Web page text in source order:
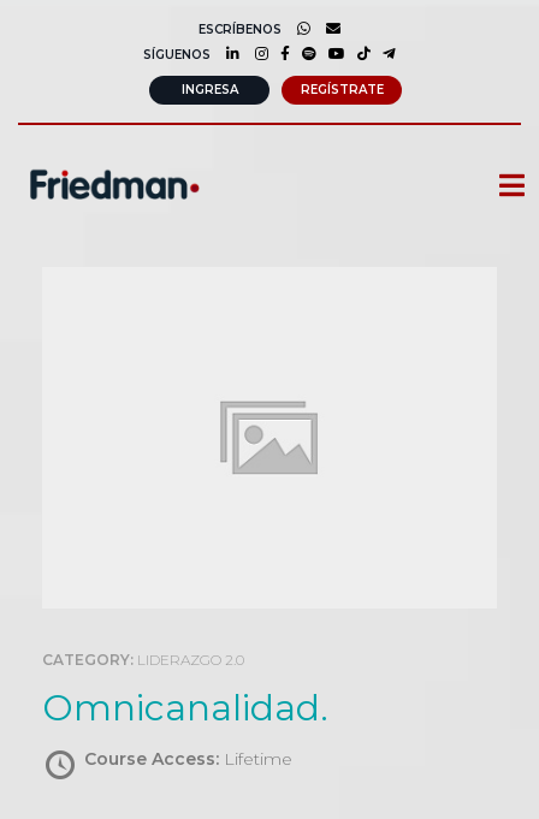
ESCRÍBENOS
SÍGUENOS
INGRESA REGÍSTRATE
CATEGORY: LIDERAZGO 2.0
Omnicanalidad.
Course Access: Lifetime